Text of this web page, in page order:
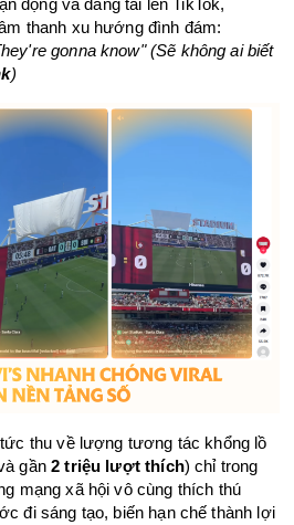
động và đăng tải lên TikTok,
gonna know" (Sẽ không ai biết
)
thu về lượng tương tác khổng lồ
gần 2 triệu lượt thích) chỉ trong
mạng xã hội vô cùng thích thú
đi sáng tạo, biến hạn chế thành lợi